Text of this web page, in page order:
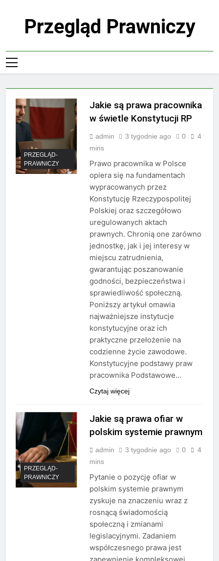
Przegląd Prawniczy
PRZEGLĄD-
PRAWNICZY
Jakie są prawa pracownika
w świetle Konstytucji RP
admin 3 tygodnie ago 0
4
mins
Prawo pracownika w Polsce
opiera się na fundamentach
wypracowanych przez
Konstytucję Rzeczypospolitej
Polskiej oraz szczegółowo
uregulowanych aktach
prawnych. Chronią one zarówno
jednostkę, jak i jej interesy w
miejscu zatrudnienia,
gwarantując poszanowanie
godności, bezpieczeństwa i
sprawiedliwość społeczną.
Poniższy artykuł omawia
najważniejsze instytucje
konstytucyjne oraz ich
praktyczne przełożenie na
codzienne życie zawodowe.
Konstytucyjne podstawy praw
pracownika Podstawowe…
Czytaj więcej
PRZEGLĄD-
PRAWNICZY
Jakie są prawa ofiar w
polskim systemie prawnym
admin 3 tygodnie ago 0
4
mins
Pytanie o pozycję ofiar w
polskim systemie prawnym
zyskuje na znaczeniu wraz z
rosnącą świadomością
społeczną i zmianami
legislacyjnymi. Zadaniem
współczesnego prawa jest